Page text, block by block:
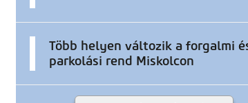
Több helyen változik a forgalmi
parkolási rend Miskolcon